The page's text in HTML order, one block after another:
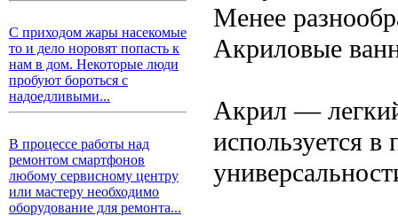
С приходом жары насекомые
то и дело норовят попасть к
нам в дом. Некоторые люди
пробуют бороться с
надоедливыми...
В процессе работы над
ремонтом смартфонов
любому сервисному центру
или мастеру необходимо
оборудование для ремонта...
Менее
Акриловые
Акрил —
используется в